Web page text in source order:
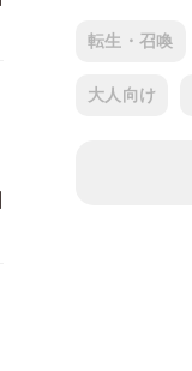
転生・召喚
大人向け